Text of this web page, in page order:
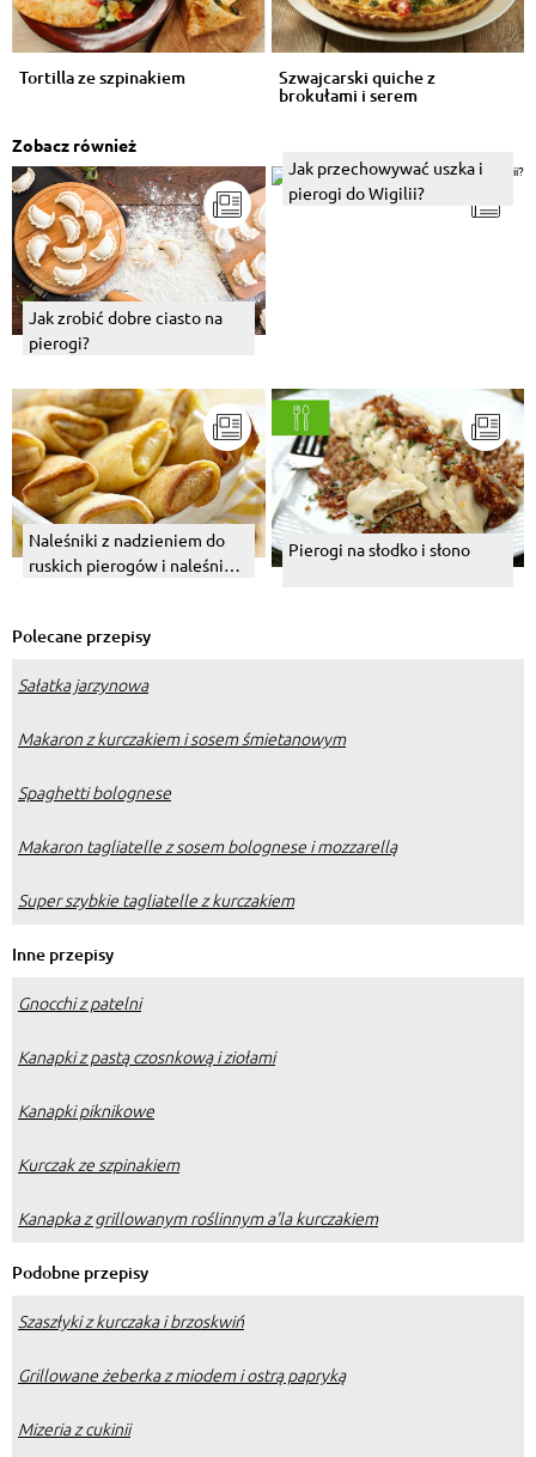
Tortilla ze szpinakiem Szwajcarski quiche z
brokułami i serem
Zobacz również
Jak zrobić dobre ciasto na
pierogi?
Jak przechowywać uszka i
pierogi do Wigilii?
Naleśniki z nadzieniem do
ruskich pierogów i naleśniki
Pierogi na słodko i słono
Polecane przepisy
Sałatka jarzynowa
Makaron z kurczakiem i sosem śmietanowym
Spaghetti bolognese
Makaron tagliatelle z sosem bolognese i mozzarellą
Super szybkie tagliatelle z kurczakiem
Inne przepisy
Gnocchi z patelni
Kanapki z pastą czosnkową i ziołami
Kanapki piknikowe
Kurczak ze szpinakiem
Kanapka z grillowanym roślinnym a'la kurczakiem
Podobne przepisy
Szaszłyki z kurczaka i brzoskwiń
Grillowane żeberka z miodem i ostrą papryką
Mizeria z cukinii